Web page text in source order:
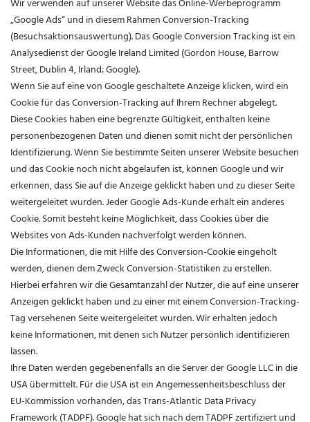
„Google Ads“ und in diesem Rahmen Conversion-Tracking
(Besuchsaktionsauswertung). Das Google Conversion Tracking ist ein
Analysedienst der Google Ireland Limited (Gordon House, Barrow
Street, Dublin 4, Irland; Google).
Wenn Sie auf eine von Google geschaltete Anzeige klicken, wird ein
Cookie für das Conversion-Tracking auf Ihrem Rechner abgelegt.
Diese Cookies haben eine begrenzte Gültigkeit, enthalten keine
personenbezogenen Daten und dienen somit nicht der persönlichen
Identifizierung. Wenn Sie bestimmte Seiten unserer Website besuchen
und das Cookie noch nicht abgelaufen ist, können Google und wir
erkennen, dass Sie auf die Anzeige geklickt haben und zu dieser Seite
weitergeleitet wurden. Jeder Google Ads-Kunde erhält ein anderes
Cookie. Somit besteht keine Möglichkeit, dass Cookies über die
Websites von Ads-Kunden nachverfolgt werden können.
Die Informationen, die mit Hilfe des Conversion-Cookie eingeholt
werden, dienen dem Zweck Conversion-Statistiken zu erstellen.
Hierbei erfahren wir die Gesamtanzahl der Nutzer, die auf eine unserer
Anzeigen geklickt haben und zu einer mit einem Conversion-Tracking-
Tag versehenen Seite weitergeleitet wurden. Wir erhalten jedoch
keine Informationen, mit denen sich Nutzer persönlich identifizieren
lassen.
Ihre Daten werden gegebenenfalls an die Server der Google LLC in die
USA übermittelt. Für die USA ist ein Angemessenheitsbeschluss der
EU-Kommission vorhanden, das Trans-Atlantic Data Privacy
Framework (TADPF). Googlehat sich nach dem TADPF zertifiziert und